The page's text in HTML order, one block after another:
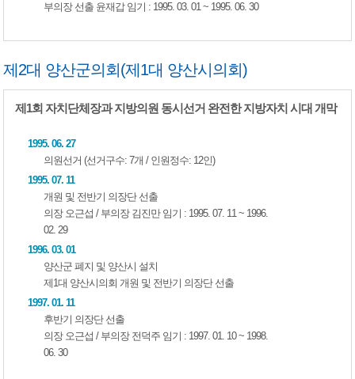
부의장 선출 윤재갑 임기 : 1995. 03. 01 ~ 1995. 06. 30
제2대 양산군의회(제1대 양산시의회)
제1회 자치단체장과 지방의원 동시선거 완전한 지방자치 시대 개막
1995. 06. 27
의원선거 (선거구수: 7개 / 인원정수: 12인)
1995. 07. 11
개원 및 전반기 의장단 선출
의장 오근섭 / 부의장 김진만 임기 : 1995. 07. 11 ~ 1996.
02. 29
1996. 03. 01
양산군 폐지 및 양산시 설치
제1대 양산시의회 개원 및 전반기 의장단 선출
1997. 01. 11
후반기 의장단 선출
의장 오근섭 / 부의장 전덕주 임기 : 1997. 01. 10 ~ 1998.
06. 30